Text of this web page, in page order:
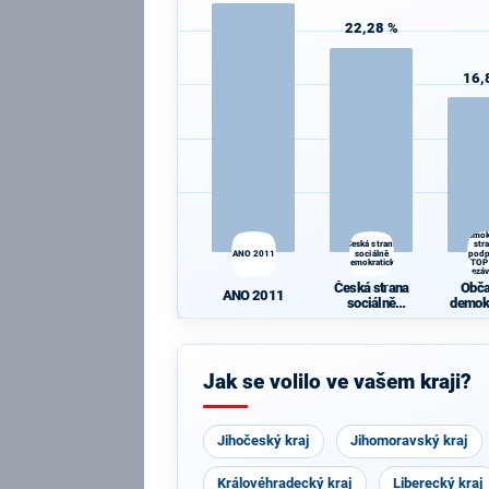
ANO 2011
ANO 2011
22,28 %
Česká strana
sociálně
demokratická
Česká strana
sociálně
Jak se volilo ve vašem kraji?
Jihočeský kraj Jihomoravský kraj
Královéhradecký kraj Liberecký kraj